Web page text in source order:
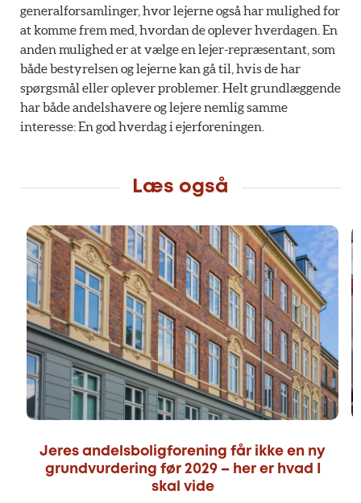
generalforsamlinger, hvor lejerne også har mulighed for
at komme frem med, hvordan de oplever hverdagen. En
anden mulighed er at vælge en lejer-repræsentant, som
både bestyrelsen og lejerne kan gå til, hvis de har
spørgsmål eller oplever problemer. Helt grundlæggende
har både andelshavere og lejere nemlig samme
interesse: En god hverdag i ejerforeningen.
Læs også
Jeres andelsboligforening får ikke en ny
grundvurdering før 2029 – her er hvad I
skal vide